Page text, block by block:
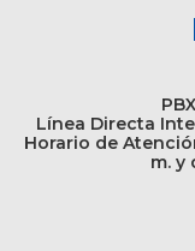
Línea Directa
Horario de
m. y